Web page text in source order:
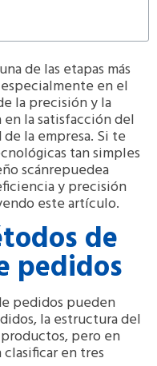
de las etapas más
en el
la precisión y la
la satisfacción del
la empresa. Si te
tan simples
scánrepuedea
y precisión
este artículo.
de
pedidos
pedidos pueden
la estructura del
pero en
en tres